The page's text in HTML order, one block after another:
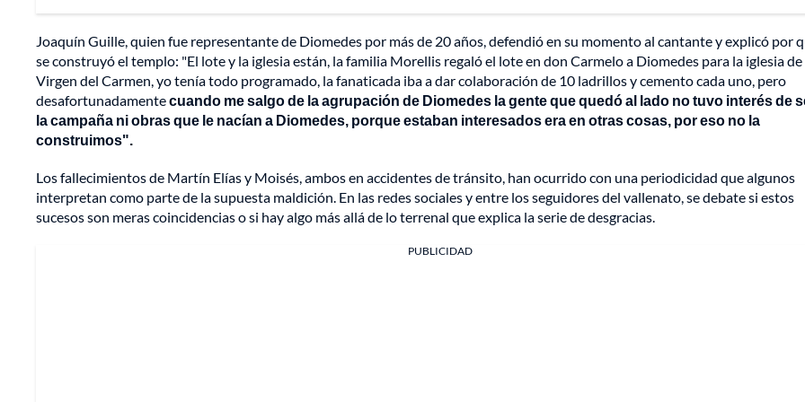
Joaquín Guille, quien fue representante de Diomedes por más de 20 años, defendió en su momento al cantante y explicó por
se construyó el templo: "El lote y la iglesia están, la familia Morellis regaló el lote en don Carmelo a Diomedes para la iglesia de
Virgen del Carmen, yo tenía todo programado, la fanaticada iba a dar colaboración de 10 ladrillos y cemento cada uno, pero
desafortunadamentecuando me salgo de la agrupación de Diomedes la gente que quedó al lado no tuvo interés de
la campaña ni obras que le nacían a Diomedes, porque estaban interesados era en otras cosas, por eso no la
construimos".
Los fallecimientos de Martín Elías y Moisés, ambos en accidentes de tránsito, han ocurrido con una periodicidad que algunos
interpretan como parte de la supuesta maldición. En las redes sociales y entre los seguidores del vallenato, se debate si estos
sucesos son meras coincidencias o si hay algo más allá de lo terrenal que explica la serie de desgracias.
PUBLICIDAD